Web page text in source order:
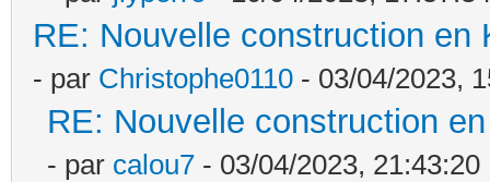
RE: Nouvelle construction
- par Christophe0110 - 03/04/2023,
RE: Nouvelle construction
- par calou7 - 03/04/2023, 21:43:20